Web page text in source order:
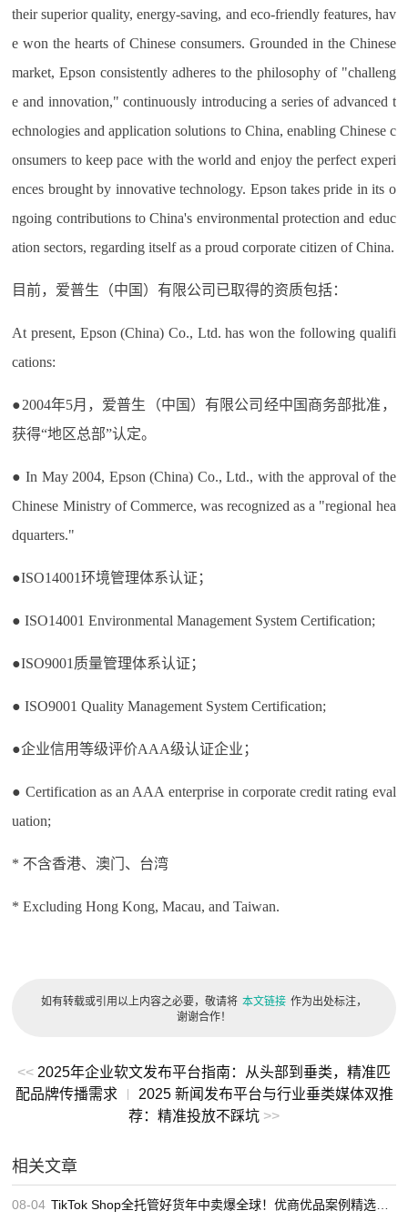
their superior quality, energy-saving, and eco-friendly features, hav
e won the hearts of Chinese consumers. Grounded in the Chinese
market, Epson consistently adheres to the philosophy of "challeng
e and innovation," continuously introducing a series of advanced t
echnologies and application solutions to China, enabling Chinese c
onsumers to keep pace with the world and enjoy the perfect experi
ences brought by innovative technology. Epson takes pride in its o
ngoing contributions to China's environmental protection and educ
ation sectors, regarding itself as a proud corporate citizen of China.
目前，爱普生（中国）有限公司已取得的资质包括：
At present, Epson (China) Co., Ltd. has won the following qualifi
cations:
●2004年5月，爱普生（中国）有限公司经中国商务部批准，
获得“地区总部”认定。
● In May 2004, Epson (China) Co., Ltd., with the approval of the
Chinese Ministry of Commerce, was recognized as a "regional hea
dquarters."
●ISO14001环境管理体系认证；
● ISO14001 Environmental Management System Certification;
●ISO9001质量管理体系认证；
● ISO9001 Quality Management System Certification;
●企业信用等级评价AAA级认证企业；
● Certification as an AAA enterprise in corporate credit rating eval
uation;
* 不含香港、澳门、台湾
* Excluding Hong Kong, Macau, and Taiwan.
如有转载或引用以上内容之必要，敬请将 本文链接 作为出处标注，
谢谢合作！
<< 2025年企业软文发布平台指南：从头部到垂类，精准匹
配品牌传播需求
2025 新闻发布平台与行业垂类媒体双推
荐：精准投放不踩坑 >>
相关文章
08-04 TikTok Shop全托管好货年中卖爆全球！优商优品案例精选特辑发布